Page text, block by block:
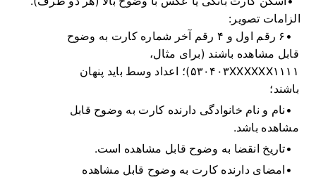
الزامات تصویر:
۶ رقم اول و ۴ رقم آخر شماره کارت به وضوح
قابل مشاهده باشند (برای مثال،
۵۳۰۴۰۳XXXXXX۱۱۱۱)؛ اعداد وسط باید پنهان
باشند؛
نام و نام خانوادگی دارنده کارت به وضوح قابل
مشاهده باشد.
تاریخ انقضا به وضوح قابل مشاهده است.
امضای دارنده کارت به وضوح قابل مشاهده